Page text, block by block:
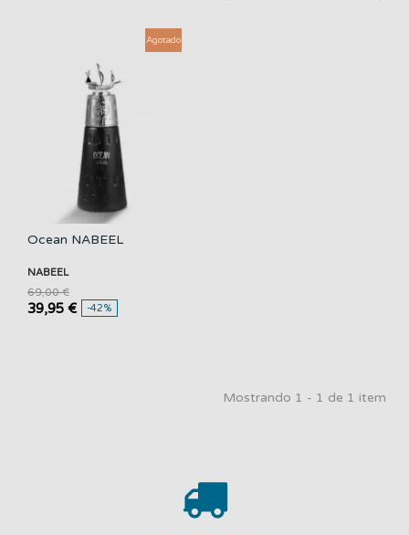
Ocean NABEEL
NABEEL
39,95 €
69,00 €
-42%
Agotado
Mostrando 1 - 1 de 1 item